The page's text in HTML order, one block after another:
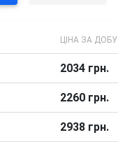
ЦІНА ЗА ДОБУ
2034 грн.
2260 грн.
2938 грн.